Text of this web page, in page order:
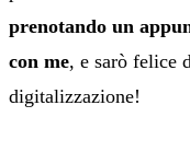
prenotando un
con me, e sarò felice
digitalizzazione!